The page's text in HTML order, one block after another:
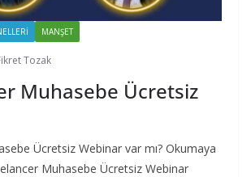
MANŞET
Tozak
Muhasebe Ücretsiz
Ücretsiz Webinar var mı? Okumaya
Muhasebe Ücretsiz Webinar